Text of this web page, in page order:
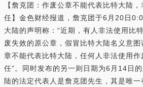
【詹克团：作废公章不能代表比特大陆
任】金色财经报道，詹克团于6月20日
大陆的声明称：“近期，有人非法使用比
废失效的原公章，假冒比特大陆名义意
章不能代表比特大陆，任何人非法使用
任”。同时发布的另一则日期为6月14日
陆的法定代表人是詹克团先生，其是唯